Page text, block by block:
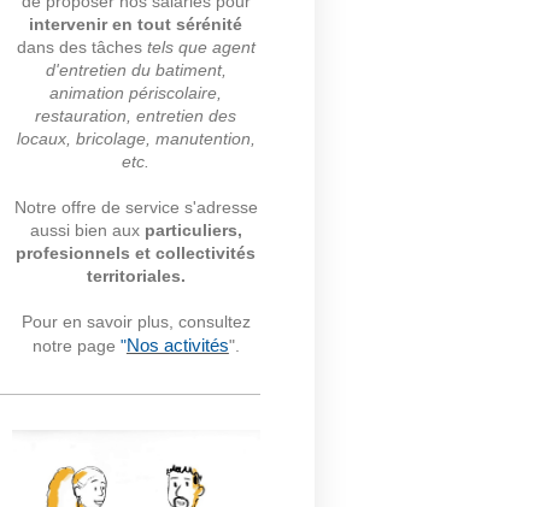
intervenir en tout sérénité
dans des tâches tels que agent
d'entretien du batiment,
animation périscolaire,
restauration, entretien des
locaux, bricolage, manutention,
etc
Notre offre de service s'adresse
aussi bien aux particuliers,
profesionnels et collectivités
territoriales.
Pour en savoir plus, consultez
notre page "Nos activités".